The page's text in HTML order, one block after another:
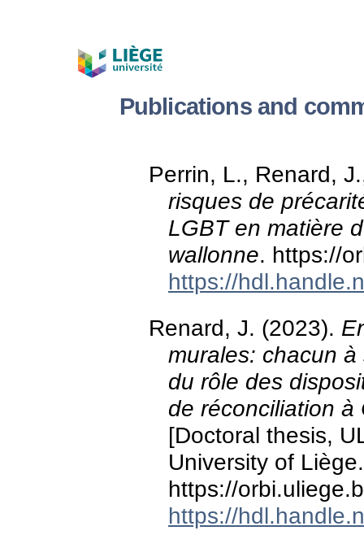
Publications and
Perrin, L., Renard,
risques de
LGBT en matière
wallonne. https://
https://
Renard, J. (2023).
murales: chacun
du rôle des
de réconciliation
[Doctoral thesis,
University of Liège.
https://
https://